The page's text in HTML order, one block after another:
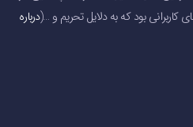
کاربرانی بود که به دلایل تحریم و …(درباره